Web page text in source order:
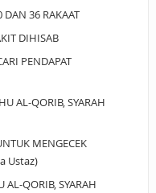
DAN 36 RAKAAT
DIHISAB
PENDAPAT
AL-QORIB, SYARAH
MENGECEK
Ustaz)
AL-QORIB, SYARAH